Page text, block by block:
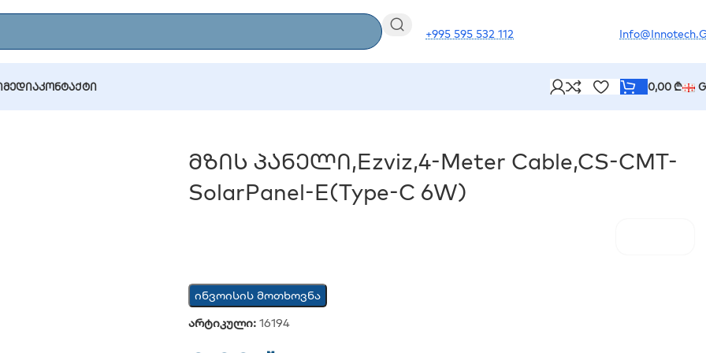
+995 595 532 112
ᲛᲔᲓᲘᲐᲙᲝᲜᲢᲐᲥᲢᲘ 0,00₾
Მზის Პანელი,Ezviz,4-Meter Cable,CS-CMT-
SolarPanel-E(Type-C 6W)
ინვოისის მოთხოვნა
არტიკული: 16194